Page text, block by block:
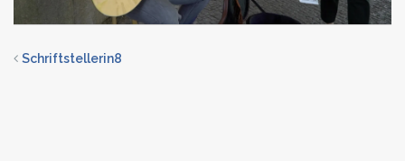
Schriftstellerin8